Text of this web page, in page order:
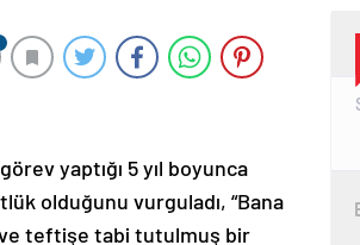
yaptığı 5 yıl boyunca
olduğunu vurguladı, “Bana
ve teftişe tabi tutulmuş bir